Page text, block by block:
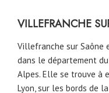
VILLEFRANCHE
Villefranche sur Saône
dans le département
Alpes. Elle se trouve à
Lyon, sur les bords de